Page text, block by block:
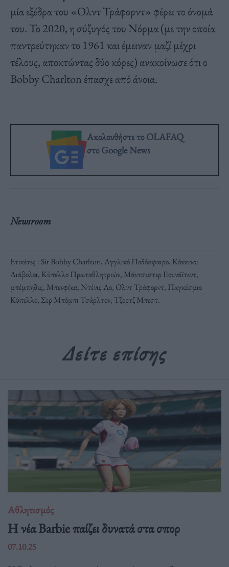
μία εξέδρα του «Ολντ Τράφορντ» φέρει το όνομά
του. Το 2020, η σύζυγός του Νόρμα (με την οποία
παντρεύτηκαν το 1961 και έμειναν μαζί μέχρι
τέλους, αποκτώντας δύο κόρες) ανακοίνωσε ότι ο
Bobby Charlton έπασχε από άνοια.
Ακολουθήστε το OLAFAQ
στο Google News
Newsroom
Ετικέτες : Sir Bobby Charlton,Αγγλικό Ποδόσφαιρο, Κόκκινοι
Διάβολοι, Κύπελλο Πρωταθλητριών, Μάντσεστερ Γιουνάϊτεντ,
μπέμπηδες, Μπενφίκα, Ντένις Λο, Ολντ Τράφορντ, Παγκόσμιο
Κύπελλο, Σερ Μπόμπι Τσάρλτον, Τζορτζ Μπεστ.
Δείτε επίσης
Αθλητισμός
Η νέα Barbie παίζει δυνατά στα σπορ
07.10.25